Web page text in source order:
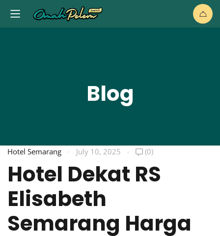
Blog
Hotel Semarang July 10, 2025 (0)
Hotel Dekat RS
Elisabeth
Semarang Harga